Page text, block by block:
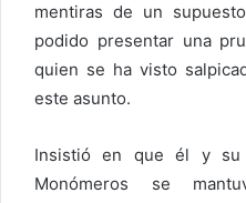
mentiras de un
podido presentar una
quien se ha visto
este asunto.
Insistió en que él y su
Monómeros se